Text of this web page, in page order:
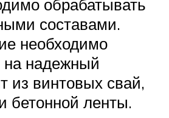
обрабатывать
составами.
необходимо
на надежный
из винтовых свай,
бетонной ленты.